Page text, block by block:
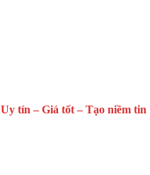
Uy tín – Giá tốt – Tạo niềm tin